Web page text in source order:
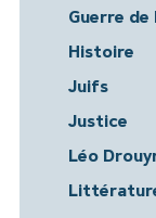
Guerre de
Histoire
Juifs
Justice
Léo